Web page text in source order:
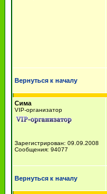
Вернуться к началу
Сима
VIP-организатор
Зарегистрирован: 09.09.2008
Сообщения: 94077
Вернуться к началу